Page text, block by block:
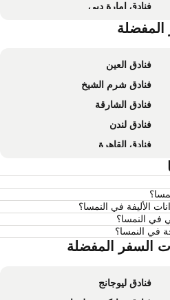
فنادق إمارة دبي
فنادق الساحل الشمالي لمصر
فنادق العين
فنادق شرم الشيخ
فنادق الشارقة
فنادق لندن
فنادق القاهرة
فنادق عمان
فنادق طرابزون
فنادق موريشيوس
فنادق Krabi
الأليفة في النمسا؟
النمسا؟
النمسا؟
السفر المفضلة
فنادق ليوجانج